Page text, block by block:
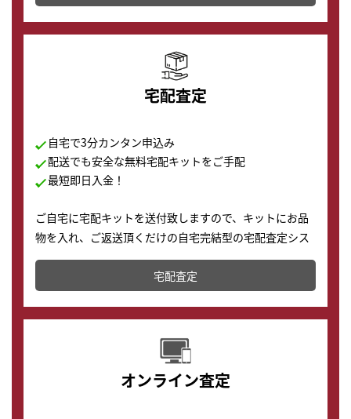
の購入もできます♪
宅配査定
自宅で3分カンタン申込み
配送でも安全な無料宅配キットをご手配
最短即日入金！
ご自宅に宅配キットを送付致しますので、キットにお品
物を入れ、ご返送頂くだけの自宅完結型の宅配査定シス
テムです。
配送でも簡単&安全に査定・買取に出すことが可能で
す。
宅配査定
オンライン査定